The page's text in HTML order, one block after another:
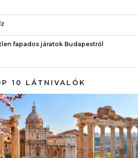
fapados járatok Budapestről
10 LÁTNIVALÓK